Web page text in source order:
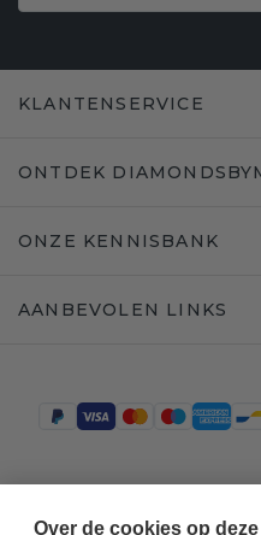
KLANTENSERVICE
ONTDEK
ONZE KENNISBANK
AANBEVOLEN LINKS
Over de cookies op